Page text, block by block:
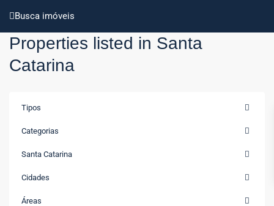
Busca imóveis
Properties listed in Santa
Catarina
Tipos
Categorias
Santa Catarina
Cidades
Áreas